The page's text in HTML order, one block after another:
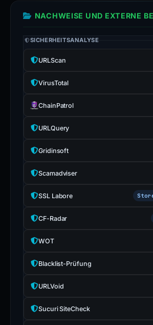
NACHWEISE UND EXTERNE
SICHERHEITSANALYSE
URLScan
VirusTotal
ChainPatrol
URLQuery
Gridinsoft
Scamadviser
SSL Labore
CF-Radar
WOT
Blacklist-Prüfung
URLVoid
Sucuri SiteCheck